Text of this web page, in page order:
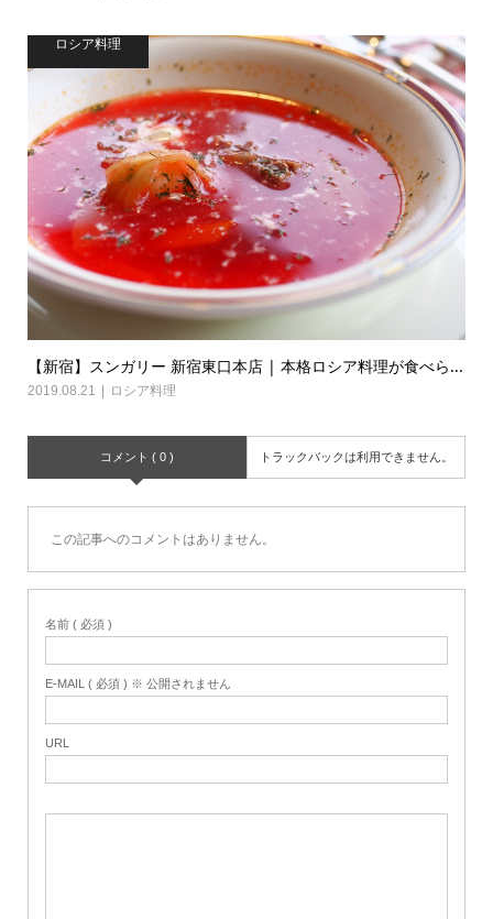
ロシア料理
【新宿】スンガリー 新宿東口本店 | 本格ロシア料理が食べら...
2019.08.21 ロシア料理
コメント ( 0 ) トラックバックは利用できません。
この記事へのコメントはありません。
名前 ( 必須 )
E-MAIL ( 必須 ) ※ 公開されません
URL